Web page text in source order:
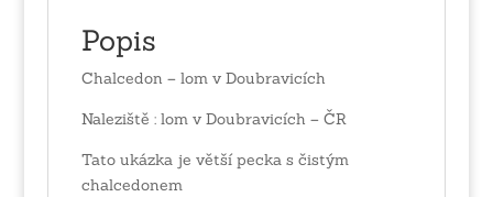
Popis
Chalcedon – lom v Doubravicích
Naleziště : lom v Doubravicích – ČR
Tato ukázka je větší pecka s čistým
chalcedonem